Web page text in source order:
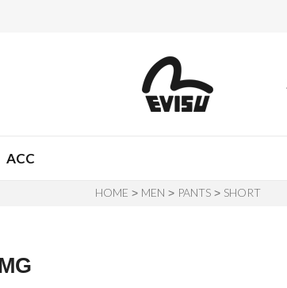
ACC
HOME > MEN > PANTS> SHORT